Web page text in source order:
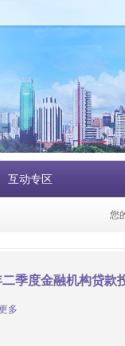
互动专区
您
季度金融机构贷款
多